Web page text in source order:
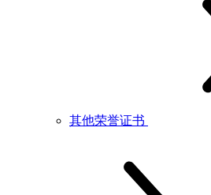
其他荣誉证书